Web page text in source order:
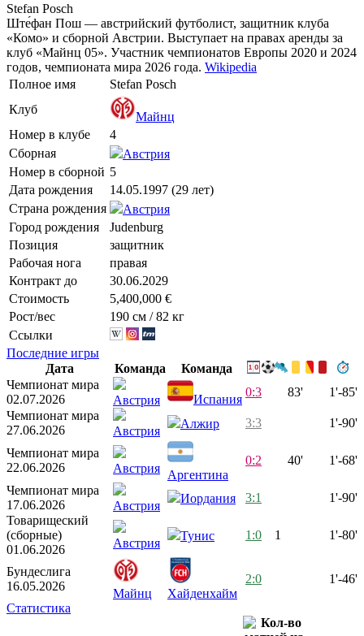
Stefan Posch
Ште́фан Пош — австрийский футболист, защитник клуба
«Комо» и сборной Австрии. Выступает на правах аренды за
клуб «Майнц 05». Участник чемпионатов Европы 2020 и 2024
годов, чемпионата мира 2026 года. Wikipedia
Полное имя
Stefan Posch
Клуб
Майнц
Номер в клубе
4
Сборная
Австрия
Номер в сборной 5
Дата рождения
14.05.1997 (29 лет)
Страна рождения
Австрия
Город рождения
Judenburg
Позиция
защитник
Рабочая нога
правая
Контракт до
30.06.2029
Стоимость
5,400,000 €
Рост/вес
190 см / 82 кг
Ссылки
Последние игры
Дата
Команда
Команда
Чемпионат мира
02.07.2026
Австрия Испания
0:3 83'
1'-85'
Чемпионат мира
27.06.2026
Австрия
Алжир 3:3 1'-90'
Чемпионат мира
22.06.2026
Австрия Аргентина
0:2 40' 1'-68'
Чемпионат мира
17.06.2026
Австрия
Иордания 3:1
1'-90'
Товарищеский
(сборные)
01.06.2026
Австрия
Тунис 1:0 1 1'-80'
Бундеслига
16.05.2026
Майнц Хайденхайм
2:0 1'-46'
Статистика